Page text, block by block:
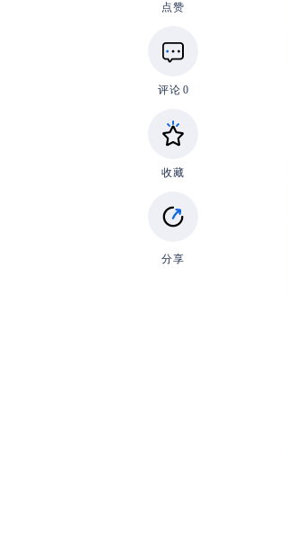
点赞
评论 0
收藏
分享